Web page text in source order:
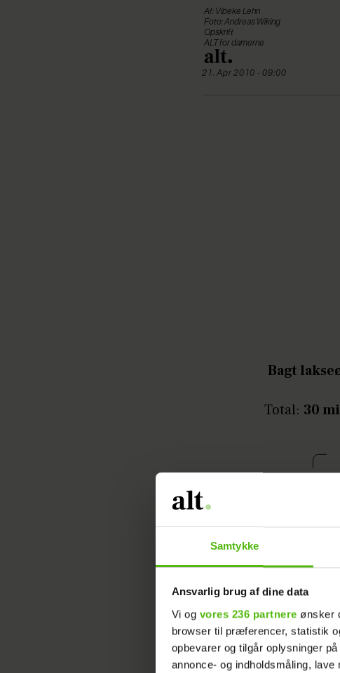
Samtykke
Ansvarlig brug af dine data
Vi og vores 236 partnere ønsker
browser til præferencer, statistik
opbevarer og tilgår oplysninger
annonce- og indholdsmåling,
Af: Vibeke Lehn
Foto: Andreas Wiking
Opskrift
ALT for damerne
21. Apr 2010 - 09:00
Bagt
Total: 30